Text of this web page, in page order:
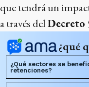
que tendrá un
a través delDecreto
¿qué
¿Qué sectores se
retenciones?